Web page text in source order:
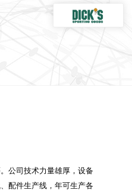
公司技术力量雄厚，设备
配件生产线，年可生产各